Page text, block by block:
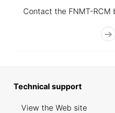
Contact the FNMT-RCM
Technical support
View the Web site